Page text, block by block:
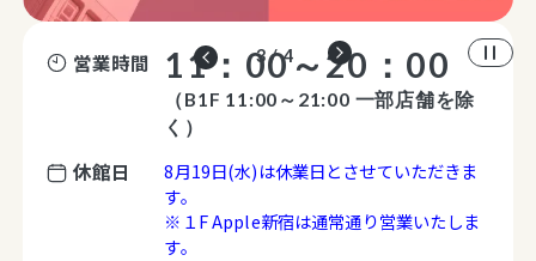
4 / 4
営業時間 11：00～20：00
（B1F 11:00～21:00 一部店舗を除
く）
休館日
8月19日(水)は休業日とさせていただきま
す。
※１F Apple新宿は通常通り営業いたしま
す。